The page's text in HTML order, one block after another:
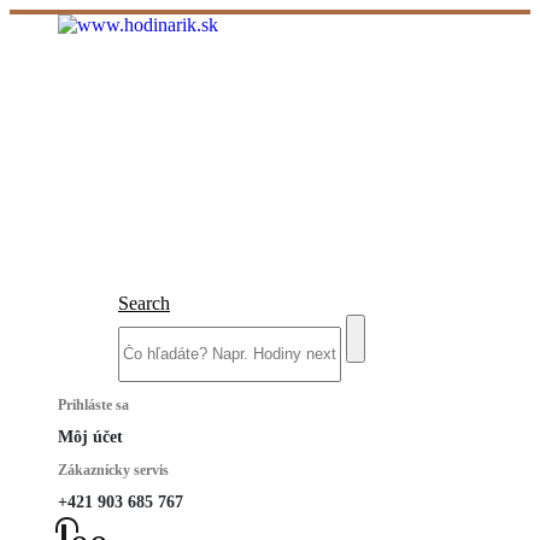
Search
Prihláste sa
Môj účet
Zákaznícky servis
+421 903 685 767